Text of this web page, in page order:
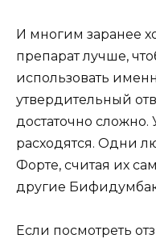
И многим заранее
препарат лучше,
использовать
утвердительный
достаточно
расходятся. Одни
Форте, считая их
другие
Если посмотреть